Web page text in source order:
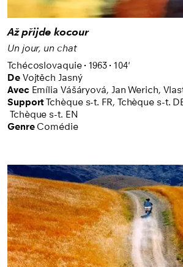
Až přijde kocour
Un jour, un chat
Tchécoslovaquie
1963 104'
De Vojtěch Jasný
Avec Emília Vášáryová, Jan Werich,
Support Tchèque s-t. FR, Tchèque s-t.
Tchèque s-t. EN
Genre Comédie